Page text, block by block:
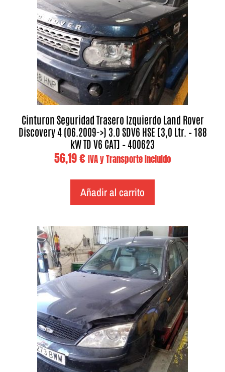
Cinturon Seguridad Trasero Izquierdo Land Rover
Discovery 4 (06.2009->) 3.0 SDV6 HSE [3,0 Ltr. – 188
kW TD V6 CAT] – 400623
56,19€ IVA y Transporte Incluido
Añadir al carrito